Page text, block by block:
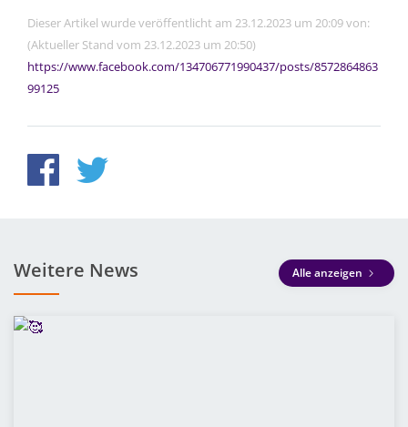
Dieser Artikel wurde veröffentlicht am 23.12.2023 um 20:09 von:
(Aktueller Stand vom 23.12.2023 um 20:50)
https://www.facebook.com/134706771990437/posts/8572864863
99125
Weitere News Alle anzeigen